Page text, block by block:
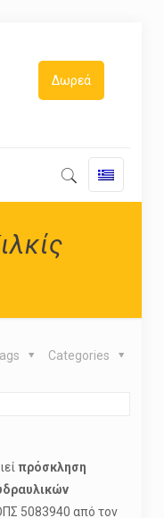
Δωρεά
Categories
πρόσκληση
5083940 από τον